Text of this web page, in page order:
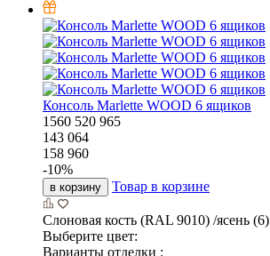
Консоль Marlette WOOD 6 ящиков
1560 520 965
143 064
158 960
-10%
в корзину Товар в корзине
Слоновая кость (RAL 9010) /ясень (6)
Выберите цвет:
Варианты отделки :